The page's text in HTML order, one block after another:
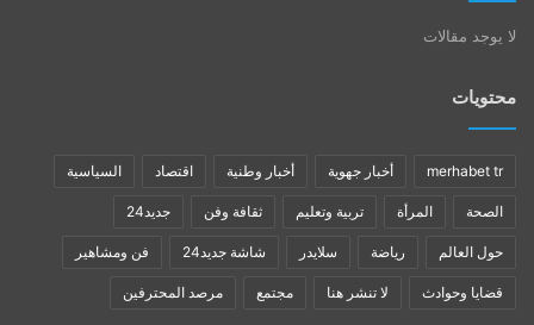
لا يوجد مقالات
محتويات
merhabet tr أخبار جهوية أخبار وطنية اقتصاد السياسية
الصحة المرأة تربية وتعليم ثقافة وفن جديد24
حول العالم رياضة سلايدر شاشة جديد24 فن ومشاهير
قضايا وحوادث لا تنشر هنا مجتمع مرصد المحترفين